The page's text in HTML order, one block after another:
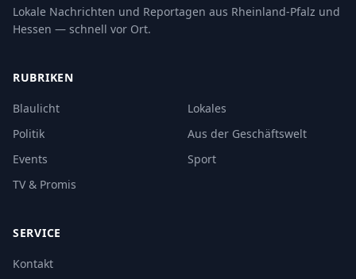
Lokale Nachrichten und Reportagen aus Rheinland-Pfalz und
Hessen — schnell vor Ort.
RUBRIKEN
Blaulicht
Lokales
Politik
Aus der Geschäftswelt
Events
Sport
TV & Promis
SERVICE
Kontakt